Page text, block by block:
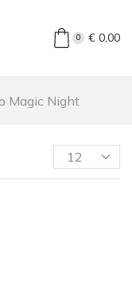
0 €0,00
Magic Night